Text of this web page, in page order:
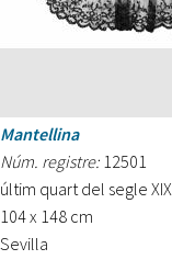
Mantellina
Núm. registre: 12501
últim quart del segle XIX
104 x 148 cm
Sevilla